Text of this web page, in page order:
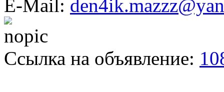
E-Mail:
Ссылка на объявление: